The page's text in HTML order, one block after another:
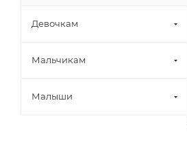
Девочкам
Мальчикам
Малыши